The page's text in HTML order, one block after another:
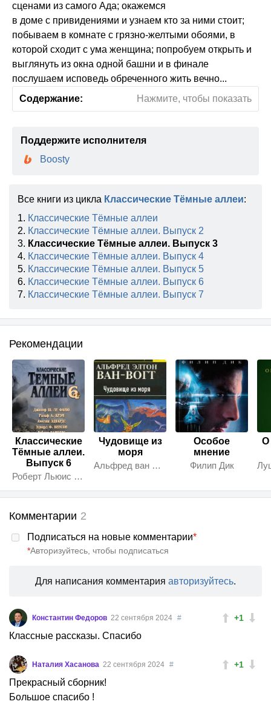
сценами из самого Ада; окажемся
в доме с привидениями и узнаем кто за ними стоит;
побываем в комнате с грязно-желтыми обоями, в
которой сходит с ума женщина; попробуем открыть и
выглянуть из окна одной башни и в финале
послушаем исповедь обреченного жить вечно...
Нажмите, чтобы показать
Содержание:
Поддержите исполнителя
Boosty
Все книги из цикла Классические Тёмные аллеи:
1. Классические Тёмные аллеи
2. Классические Тёмные аллеи. Выпуск 2
3. Классические Тёмные аллеи. Выпуск 3
4. Классические Тёмные аллеи. Выпуск 4
5. Классические Тёмные аллеи. Выпуск 5
6. Классические Тёмные аллеи. Выпуск 6
7. Классические Тёмные аллеи. Выпуск 7
Рекомендации
Классические
Тёмные аллеи.
Выпуск 6
Роберт Льюис Стивенсон
Чудовище из
моря
Альфред ван Вогт
Особое
мнение
Филип Дик
О
Комментарии 2
Подписаться на новые комментарии*
*Авторизуйтесь, чтобы подписаться
Для написания комментария авторизуйтесь.
+1
Константин Федоров 22 сентября 2024 #
Классные рассказы. Спасибо
+1
Наталия Хасанова 22 сентября 2024 #
Прекрасный сборник!
Большое спасибо !